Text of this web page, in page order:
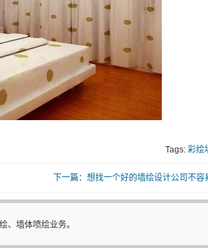
Tags: 彩绘
下一篇：想找一个好的墙绘设计公司不容
、墙体喷绘业务。